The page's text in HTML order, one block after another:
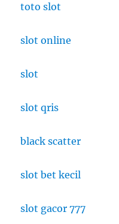
toto slot
slot online
slot
slot qris
black scatter
slot bet kecil
slot gacor 777